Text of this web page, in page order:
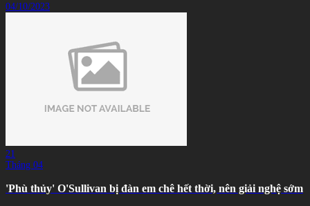
04/10/2023
21
Tháng 04
'Phù thủy' O'Sullivan bị đàn em chê hết thời, nên giải nghệ sớm